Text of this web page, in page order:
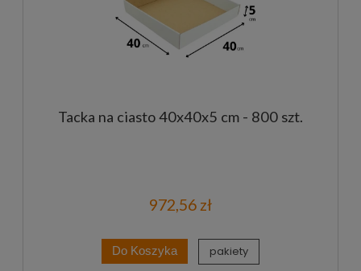
Tacka na ciasto 40x40x5 cm - 800 szt.
972,56 zł
Do Koszyka pakiety